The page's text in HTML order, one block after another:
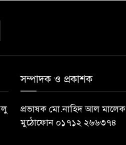
সম্পাদক ও প্রকাশক
প্রভাষক মো.নাহিদ আল মালেক
মুঠোফোন ০১৭১২ ২৬৬৩৭৪